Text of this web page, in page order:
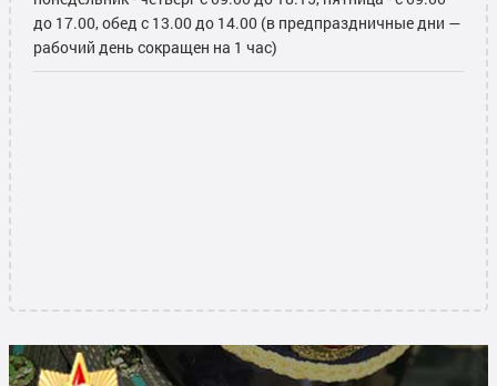
до 17.00, обед с 13.00 до 14.00 (в предпраздничные дни —
рабочий день сокращен на 1 час)